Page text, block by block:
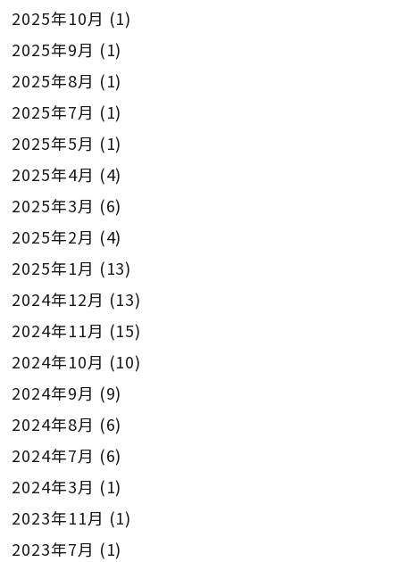
2025年10月 (1)
2025年9月 (1)
2025年8月 (1)
2025年7月 (1)
2025年5月 (1)
2025年4月 (4)
2025年3月 (6)
2025年2月 (4)
2025年1月 (13)
2024年12月 (13)
2024年11月 (15)
2024年10月 (10)
2024年9月 (9)
2024年8月 (6)
2024年7月 (6)
2024年3月 (1)
2023年11月 (1)
2023年7月 (1)